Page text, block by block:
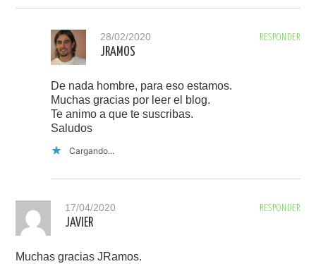
RESPONDER
28/02/2020
JRAMOS
De nada hombre, para eso estamos.
Muchas gracias por leer el blog.
Te animo a que te suscribas.
Saludos
Cargando...
RESPONDER
17/04/2020
JAVIER
Muchas gracias JRamos.